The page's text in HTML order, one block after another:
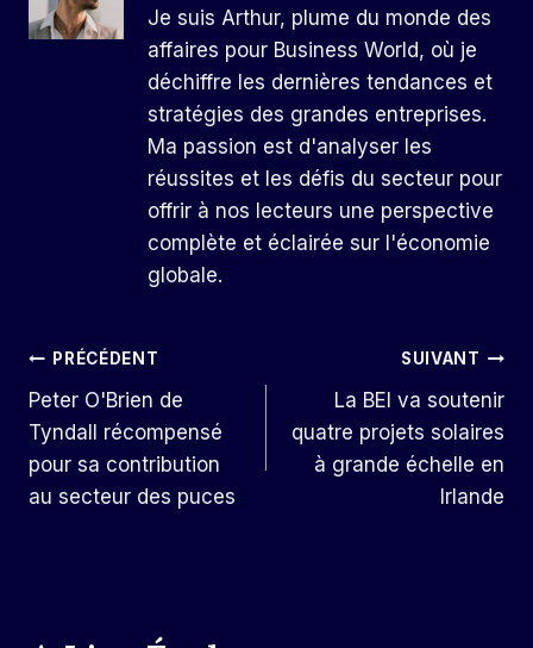
Je suis Arthur, plume du monde des
affaires pour Business World, où je
déchiffre les dernières tendances et
stratégies des grandes entreprises.
Ma passion est d'analyser les
réussites et les défis du secteur pour
offrir à nos lecteurs une perspective
complète et éclairée sur l'économie
globale.
Navigation
De
L’article
PRÉCÉDENT
Peter O'Brien de
Tyndall récompensé
pour sa contribution
au secteur des puces
SUIVANT
La BEI va soutenir
quatre projets solaires
à grande échelle en
Irlande